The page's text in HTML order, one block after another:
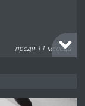
преди 11 месеца